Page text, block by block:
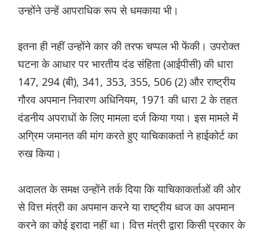
उन्होंने उन्हें आपराधिक रूप से धमकाया भी।
इतना ही नहीं उन्होंने कार की तरफ चप्पल भी फेंकी। उपरोक्त
घटना के आधार पर भारतीय दंड संहिता (आईपीसी) की धारा
147, 294 (बी), 341, 353, 355, 506 (2) और राष्ट्रीय
गौरव अपमान निवारण अधिनियम, 1971 की धारा 2 के तहत
दंडनीय अपराधों के लिए मामला दर्ज किया गया। इस मामले में
अग्रिम जमानत की मांग करते हुए याचिकाकर्ता ने हाईकोर्ट का
रुख किया।
अदालत के समक्ष उन्होंने तर्क दिया कि याचिकाकर्ताओं की ओर
से वित्त मंत्री का अपमान करने या राष्ट्रीय ध्वज का अपमान
करने का कोई इरादा नहीं था। वित्त मंत्री द्वारा किसी प्रकार के